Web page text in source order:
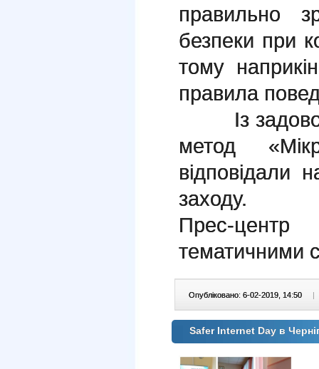
правильно
безпеки при
тому
правила
Із
метод
відповідали
заходу.
Прес-
тематичними
Опубліковано: 6-02-2019, 14:50 |
Safer Internet Day в